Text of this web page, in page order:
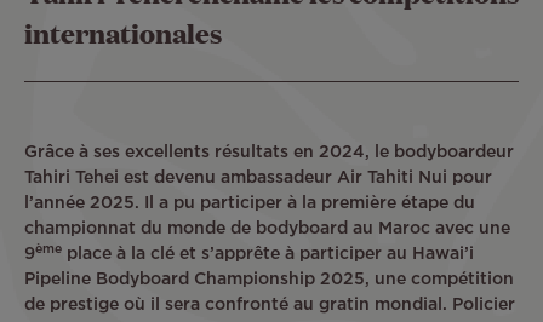
internationales
Grâce à ses excellents résultats en 2024, le bodyboardeur
Tahiri Tehei est devenu ambassadeur Air Tahiti Nui pour
l’année 2025. Il a pu participer à la première étape du
championnat du monde de bodyboard au Maroc avec une
9ème place à la clé et s’apprête à participer au Hawai’i
Pipeline Bodyboard Championship 2025, une compétition
de prestige où il sera confronté au gratin mondial. Policier